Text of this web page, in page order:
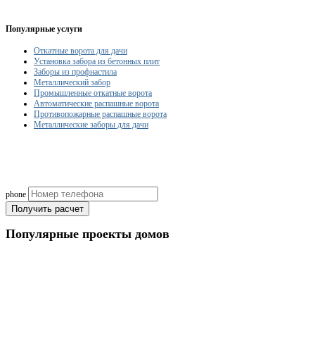
Популярные услуги
Откатные ворота для дачи
Установка забора из бетонных плит
Заборы из профнастила
Металлический забор
Промышленные откатные ворота
Автоматические распашные ворота
Противопожарные распашные ворота
Металлические заборы для дачи
phone
Получить расчет
Популярные проекты домов